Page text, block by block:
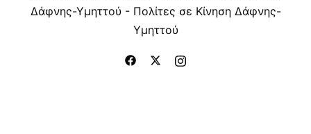
Δάφνης-Υμηττού - Πολίτες σε Κίνηση Δάφνης-
Υμηττού